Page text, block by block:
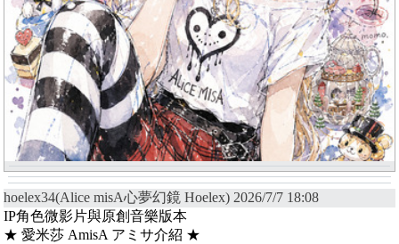
hoelex34(Alice misA心夢幻鏡 Hoelex) 2026/7/7 18:08
IP角色微影片與原創音樂版本
★ 愛米莎 AmisA アミサ介紹 ★